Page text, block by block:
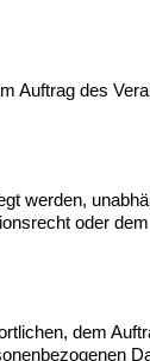
Auftrag des
werden,
oder
dem